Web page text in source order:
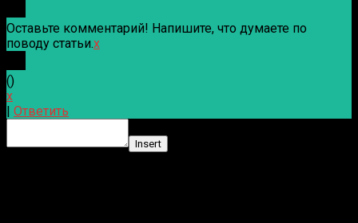
Оставьте комментарий! Напишите, что думаете по
поводу статьи.x
()
x
Ответить
Insert